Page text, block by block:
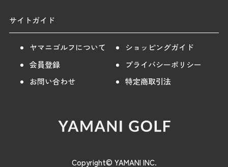
サイトガイド
ヤマニゴルフについて
ショッピングガイド
会員登録
プライバシーポリシー
お問い合わせ
特定商取引法
Copyright© YAMANI INC.